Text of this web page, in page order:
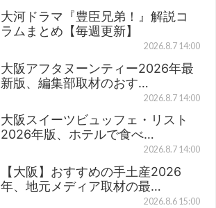
大河ドラマ『豊臣兄弟！』解説コ
ラムまとめ【毎週更新】
2026.8.7 14:00
大阪アフタヌーンティー2026年最
新版、編集部取材のおす…
2026.8.7 14:00
大阪スイーツビュッフェ・リスト
2026年版、ホテルで食べ…
2026.8.7 14:00
【大阪】おすすめの手土産2026
年、地元メディア取材の最…
2026.8.6 15:00